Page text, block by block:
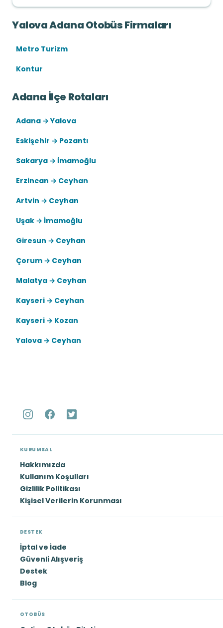
Yalova Adana Otobüs Firmaları
Metro Turizm
Kontur
Adana İlçe Rotaları
Adana → Yalova
Eskişehir → Pozantı
Sakarya → İmamoğlu
Erzincan → Ceyhan
Artvin → Ceyhan
Uşak → İmamoğlu
Giresun → Ceyhan
Çorum → Ceyhan
Malatya → Ceyhan
Kayseri → Ceyhan
Kayseri → Kozan
Yalova → Ceyhan
KURUMSAL
Hakkımızda
Kullanım Koşulları
Gizlilik Politikası
Kişisel Verilerin Korunması
DESTEK
İptal ve İade
Güvenli Alışveriş
Destek
Blog
OTOBÜS